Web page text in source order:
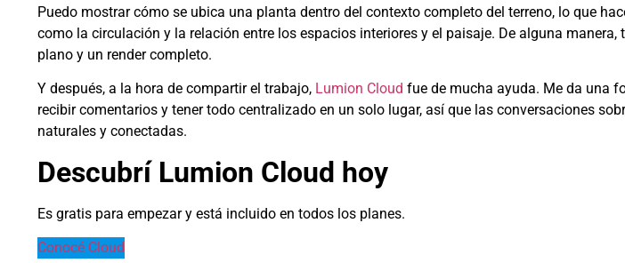
Puedo mostrar cómo se ubica una planta dentro del contexto completo del terreno, lo que
como la circulación y la relación entre los espacios interiores y el paisaje. De alguna manera,
plano y un render completo.
Y después, a la hora de compartir el trabajo, Lumion Cloud fue de mucha ayuda. Me da una
recibir comentarios y tener todo centralizado en un solo lugar, así que las conversaciones
naturales y conectadas.
Descubrí Lumion Cloud hoy
Es gratis para empezar y está incluido en todos los planes.
Conocé Cloud